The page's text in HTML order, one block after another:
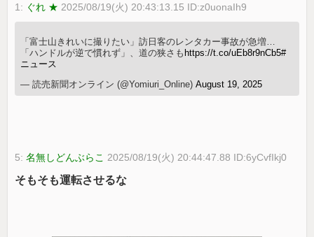
1: ぐれ ★ 2025/08/19(火) 20:43:13.15 ID:z0uonaIh9
「富士山きれいに撮りたい」訪日客のレンタカー事故が急増…
「ハンドルが逆で慣れず」、道の狭さも https://t.co/uEb8r9nCb5#
ニュース
— 読売新聞オンライン (@Yomiuri_Online)August 19, 2025
5:名無しどんぶらこ 2025/08/19(火) 20:44:47.88 ID:6yCvfIkj0
そもそも運転させるな